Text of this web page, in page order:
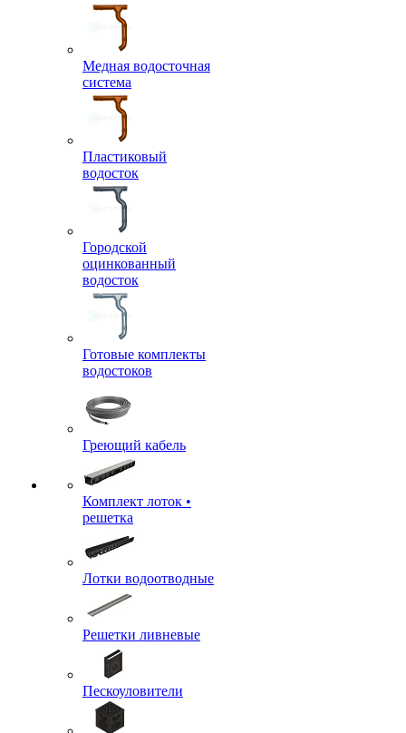
Медная водосточная
система
Пластиковый
водосток
Городской
оцинкованный
водосток
Готовые комплекты
водостоков
Греющий кабель
Комплект лоток •
решетка
Лотки водоотводные
Решетки ливневые
Пескоуловители